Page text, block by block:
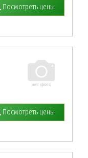
Посмотреть цены
Посмотреть цены